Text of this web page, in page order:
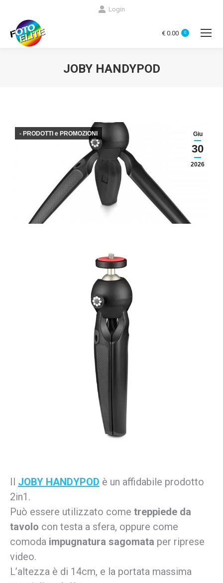
Login
€ 0.00 0
JOBY HANDYPOD
Giu
30
2026
- PRODOTTI e PROMOZIONI
Il JOBY HANDYPOD è un affidabile prodotto
2in1.
Può essere utilizzato come treppiede da
tavolo con testa a sfera, oppure come
comoda impugnatura sagomata per riprese
video.
L’altezza è di 14cm, e la portata massima